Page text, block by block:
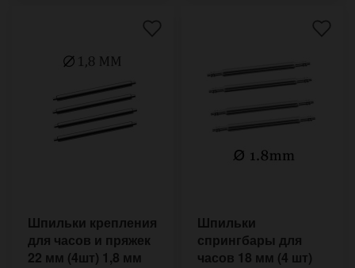
Шпильки крепления
для часов и пряжек
22 мм (4шт) 1,8 мм
Шпильки
спрингбары для
часов 18 мм (4 шт)